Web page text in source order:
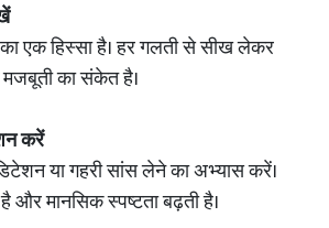
एक हिस्सा है। हर गलती से सीख लेकर
का संकेत है।
करें
या गहरी सांस लेने का अभ्यास करें।
और मानसिक स्पष्टता बढ़ती है।